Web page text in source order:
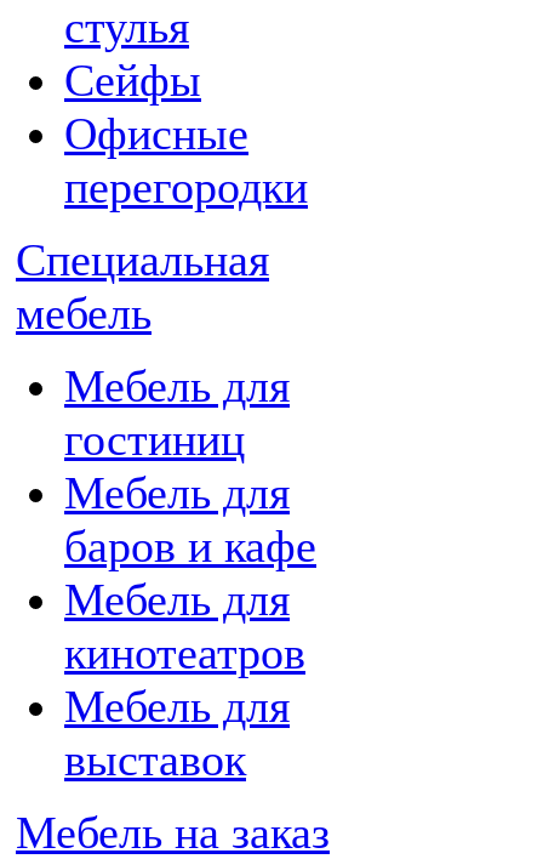
стулья
Сейфы
Офисные
перегородки
Специальная
мебель
Мебель для
гостиниц
Мебель для
баров и кафе
Мебель для
кинотеатров
Мебель для
выставок
Мебель на заказ